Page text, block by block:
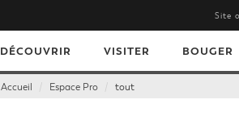
Site
DÉCOUVRIR VISITER BOUGER
Accueil Espace Pro tout